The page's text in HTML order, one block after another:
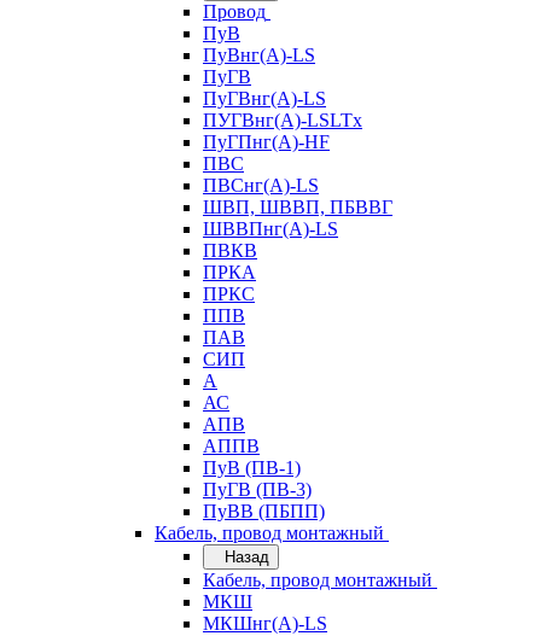
Провод
ПуВ
ПуВнг(А)-LS
ПуГВ
ПуГВнг(А)-LS
ПУГВнг(А)-LSLTx
ПуГПнг(А)-HF
ПВС
ПВСнг(А)-LS
ШВП, ШВВП, ПБВВГ
ШВВПнг(А)-LS
ПВКВ
ПРКА
ПРКС
ППВ
ПАВ
СИП
А
АС
АПВ
АППВ
ПуВ (ПВ-1)
ПуГВ (ПВ-3)
ПуВВ (ПБПП)
Кабель, провод монтажный
Назад
Кабель, провод монтажный
МКШ
МКШнг(А)-LS